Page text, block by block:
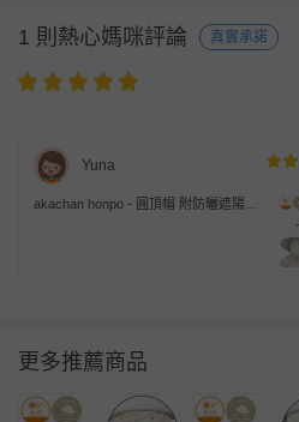
1 則熱心媽咪評論 真實承諾
Yuna
akachan honpo - 圓頂帽 附防曬遮陽布-
更多推薦商品